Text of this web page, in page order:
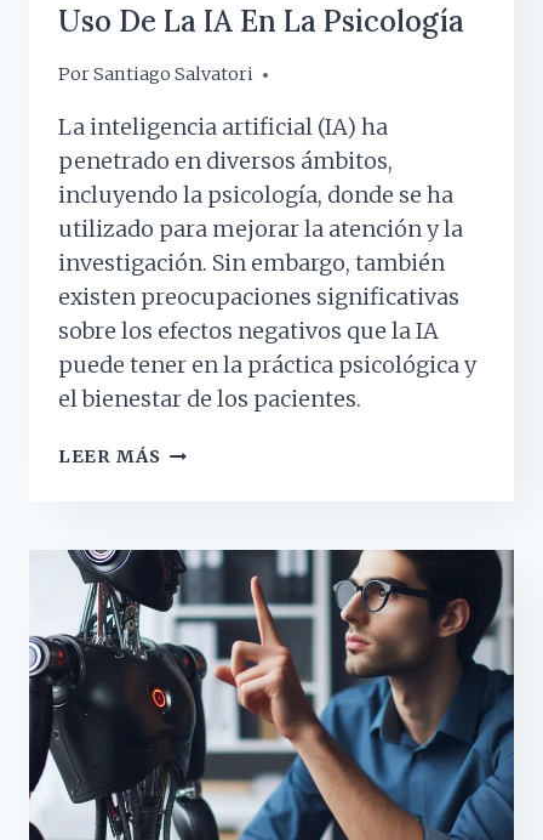
Uso De La IA En La Psicología
PorSantiago Salvatori
27 septiembre, 2024
La inteligencia artificial (IA) ha
penetrado en diversos ámbitos,
incluyendo la psicología, donde se ha
utilizado para mejorar la atención y la
investigación. Sin embargo, también
existen preocupaciones significativas
sobre los efectos negativos que la IA
puede tener en la práctica psicológica y
el bienestar de los pacientes.
LEER MÁS LOS
USO
DE
LA
IA
EN
LA
PSICOLOGÍA